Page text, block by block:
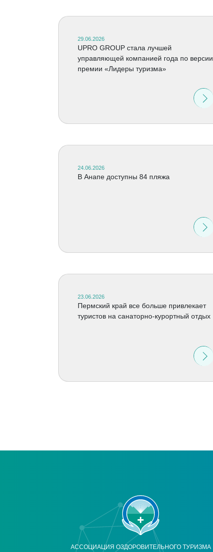
29.06.2026
UPRO GROUP стала лучшей
управляющей компанией года по версии
премии «Лидеры туризма»
24.06.2026
В Анапе доступны 84 пляжа
23.06.2026
Пермский край все больше привлекает
туристов на санаторно-курортный отдых
АССОЦИАЦИЯ ОЗДОРОВИТЕЛЬНОГО ТУРИЗМА